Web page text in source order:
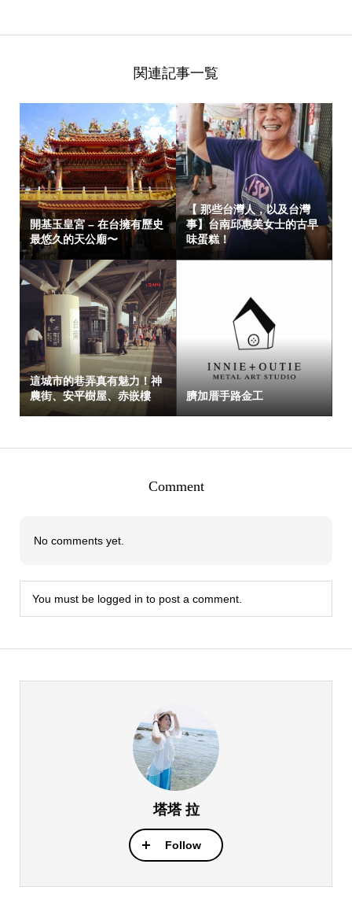
関連記事一覧
開基玉皇宮 – 在台擁有歷史
最悠久的天公廟〜
【 那些台灣人，以及台灣
事】台南邱惠美女士的古早
味蛋糕！
這城市的巷弄真有魅力！神
農街、安平樹屋、赤嵌樓
臍加厝手路金工
Comment
No comments yet.
You must be logged in to post a comment.
塔塔 拉
Follow